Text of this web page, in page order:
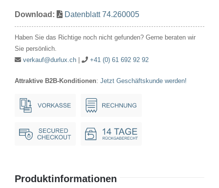
260V
16x54mm
Menge
Download: Datenblatt 74.260005
Haben Sie das Richtige noch nicht gefunden? Gerne beraten wir
Sie persönlich.
verkauf@durlux.ch| +41 (0) 61 692 92 92
Attraktive B2B-Konditionen: Jetzt Geschäftskunde werden!
Produktinformationen